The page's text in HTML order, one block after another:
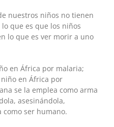
nuestros niños no tienen
lo que es que los niños
lo que es ver morir a uno
en África por malaria;
en África por
se la emplea como arma
asesinándola,
ser humano.